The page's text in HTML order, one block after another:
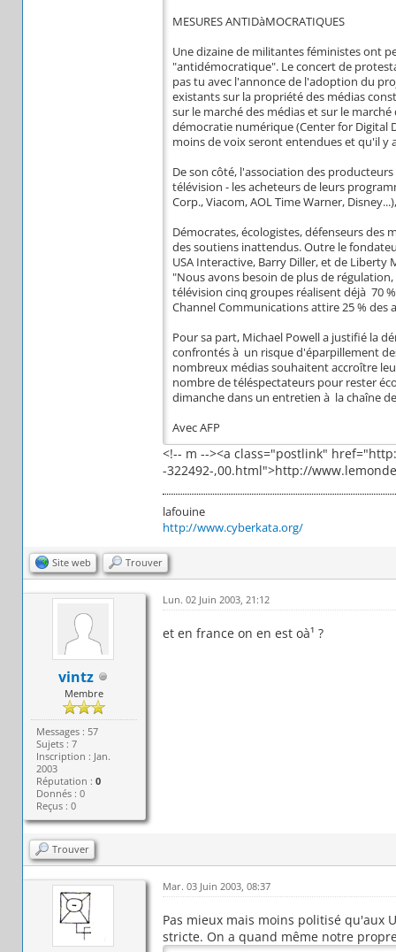
MESURES ANTIDàMOCRATIQUES
Une dizaine de militantes féministes ont
"antidémocratique". Le concert de
pas tu avec l'annonce de l'adoption du
existants sur la propriété des médias
sur le marché des médias et sur le
démocratie numérique (Center for Digital
moins de voix seront entendues et qu'il y
De son côté, l'association des
télévision - les acheteurs de leurs
Corp., Viacom, AOL Time Warner,
Démocrates, écologistes, défenseurs
des soutiens inattendus. Outre le
USA Interactive, Barry Diller, et de
"Nous avons besoin de plus de
télévision cinq groupes réalisent déjà 70
Channel Communications attire 25 % des
Pour sa part, Michael Powell a justifié la
confrontés à un risque d'éparpillement
nombreux médias souhaitent accroître
nombre de téléspectateurs pour rester
dimanche dans un entretien à la chaîne
Avec AFP
<!-- m --><a class="postlink"
-322492-,00.html">http://
lafouine
http://www.cyberkata.org/
Site web Trouver
vintz
Membre
Messages : 57
Sujets : 7
Inscription : Jan.
2003
Réputation :0
Donnés : 0
Reçus : 0
Lun. 02 Juin 2003, 21:12
et en france on en est oà¹ ?
Trouver
Mar. 03 Juin 2003, 08:37
Pas mieux mais moins politisé qu'aux
stricte. On a quand même notre